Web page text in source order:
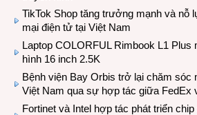
TikTok Shop tăng trưởng mạnh và nỗ
mại điện tử tại Việt Nam
Laptop COLORFUL Rimbook L1 Plus
hình 16 inch 2.5K
Bệnh viện Bay Orbis trở lại chăm sóc
Việt Nam qua sự hợp tác giữa FedEx
Fortinet và Intel hợp tác phát triển